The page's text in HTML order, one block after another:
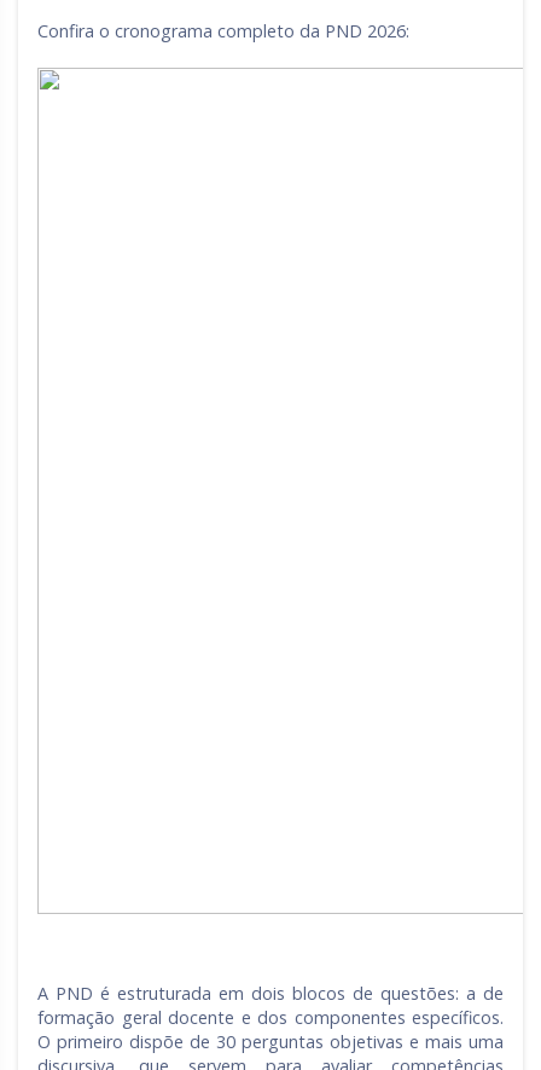
Confira o cronograma completo da PND 2026:
A PND é estruturada em dois blocos de questões: a de
formação geral docente e dos componentes específicos.
O primeiro dispõe de 30 perguntas objetivas e mais uma